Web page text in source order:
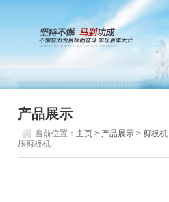
产品展示
当前位置： 主页 > 产品展示 >剪板机
压剪板机